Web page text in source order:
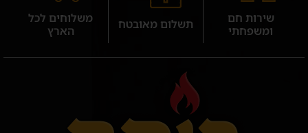
שירות חם
ומשפחתי
תשלום מאובטח
משלוחים לכל
הארץ